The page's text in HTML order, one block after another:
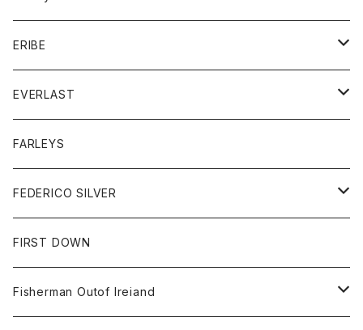
シャツ
Tシャツ
グッズ
帽子
トップス
シャツ
セーター
ボトム
ショートパンツ
パンツ
レディース
コート
ジャケット
ERIBE
ニット
EVERLAST
トップス
ジャケット
スエットシャツ
ボトム
スエットパンツ
グッズ
帽子
FARLEYS
FEDERICO SILVER
アクセサリー
FIRST DOWN
Fisherman Outof Ireiand